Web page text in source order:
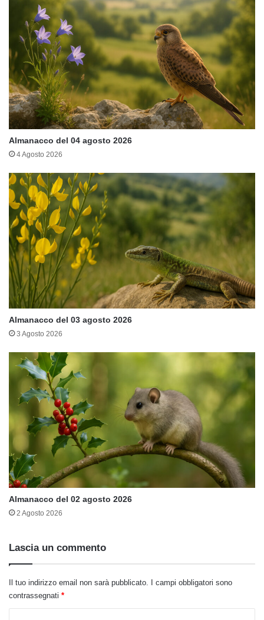
Almanacco del 04 agosto 2026
4 Agosto 2026
Almanacco del 03 agosto 2026
3 Agosto 2026
Almanacco del 02 agosto 2026
2 Agosto 2026
Lascia un commento
Il tuo indirizzo email non sarà pubblicato. I campi obbligatori sono
contrassegnati *